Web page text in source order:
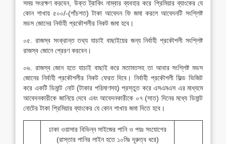
সময় সংরক্ষণ করবেন, উক্ত ট্রাকিং নাম্বার ব্যবহার করে প্রিমিয়ার ব্যাংকের যে
কোন শাখায় ৫০০/-(পাঁচশত) টাকা আবেদন ফি জমা করলে আবেদনটি সংশ্লিষ্ট
মডস জোনের নির্বাহী প্রকৌশলীর নিকট জমা হবে।
০৫. রাজস্ব সংক্রান্ত তথ্য যাচাই বাছাইয়ের জন্য নির্বাহী প্রকৌশলী সংশ্লিষ্ট
রাজস্ব জোনে প্রেরণ করবেন।
০৬. রাজস্ব জোন হতে যাচাই বাছাই করে মতামতসহ তা আবার সংশ্লিষ্ট মডস
জোনের নির্বাহী প্রকৌশলীর নিকট ফেরত দিবে। নির্বাহী প্রকৌশলী ফিল্ড ভিজিট
করে একটি ডিমান্ট নোট (টাকার পরিমাণসহ) প্রস্তুত করে এসএমএস এর মাধ্যমে
আবেদনকারীকে জানিয়ে দেবে এবং আবেদনকারীকে ০৭ (সাত) দিনের মধ্যে ডিমান্ট
নোটের টাকা প্রিমিয়ার ব্যাংকের যে কোন শাখায় জমা দিতে হবে।
ঢাকা ওয়াসার বিভিন্ন সাইজের পানি ও পয়ঃ সংযোগের
(রাস্তার পানির লাইন হতে ১০মিঃ দূরুত্ব ধরে)